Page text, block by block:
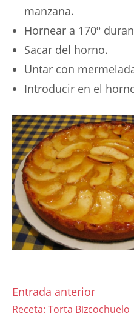
manzana.
Hornear a 170º
Sacar del horno.
Untar con
Introducir en el
LEER
MÁS
Entrada anterior
Receta: Torta Bizcochuelo